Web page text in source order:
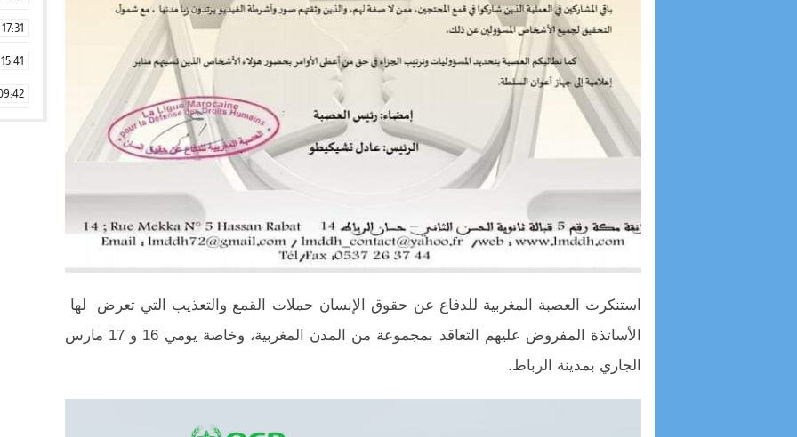
استنكرت العصبة المغربية للدفاع عن حقوق الإنسان حملات القمع والتعذيب التي تعرض لها
الأساتذة المفروض عليهم التعاقد بمجموعة من المدن المغربية، وخاصة يومي 16 و 17 مارس
الجاري بمدينة الرباط.
17:31
15:41